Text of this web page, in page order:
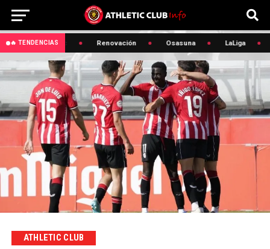
🔥 TENDENCIAS
🔥 Edin Terzic Renovación Osasuna LaLiga
ATHLETIC CLUB